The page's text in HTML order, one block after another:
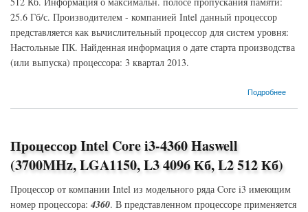
25.6 Гб/с. Производителем - компанией Intel данный процессор
представляется как вычислительный процессор для систем уровня:
Настольные ПК. Найденная информация о дате старта производства
(или выпуска) процессора: 3 квартал 2013.
Подробнее
о Процессор Intel Core i3-4340 Haswell (3600MHz, LGA1150, L3 4096 Кб, L2 512 Кб)
Процессор Intel Core i3-4360 Haswell
(3700MHz, LGA1150, L3 4096 Кб, L2 512 Кб)
Процессор от компании Intel из модельного ряда Core i3 имеющим
номер процессора: 4360. В представленном процессоре применяется